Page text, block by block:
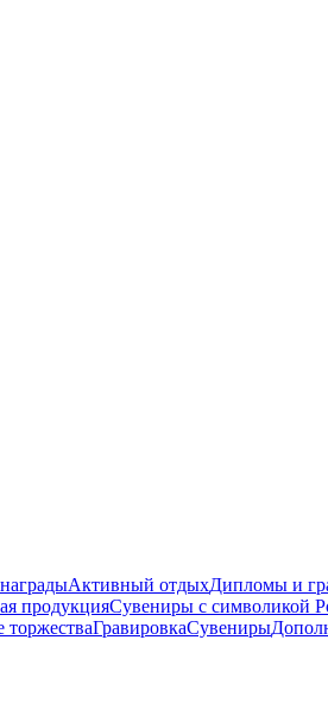
Активный отдыхДипломы и
продукцияСувениры с символикой
ГравировкаСувениры